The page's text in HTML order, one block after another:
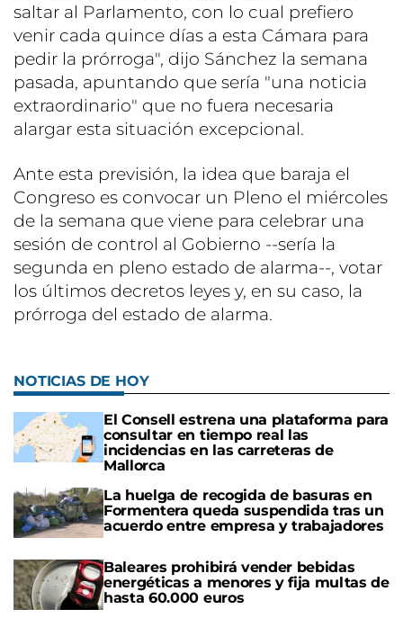
saltar al Parlamento, con lo cual prefiero
venir cada quince días a esta Cámara para
pedir la prórroga", dijo Sánchez la semana
pasada, apuntando que sería "una noticia
extraordinario" que no fuera necesaria
alargar esta situación excepcional.
Ante esta previsión, la idea que baraja el
Congreso es convocar un Pleno el miércoles
de la semana que viene para celebrar una
sesión de control al Gobierno --sería la
segunda en pleno estado de alarma--, votar
los últimos decretos leyes y, en su caso, la
prórroga del estado de alarma.
NOTICIAS DE HOY
El Consell estrena una plataforma para
consultar en tiempo real las
incidencias en las carreteras de
Mallorca
La huelga de recogida de basuras en
Formentera queda suspendida tras un
acuerdo entre empresa y trabajadores
Baleares prohibirá vender bebidas
energéticas a menores y fija multas de
hasta 60.000 euros